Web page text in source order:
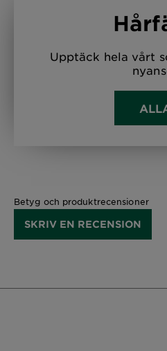
Upptäck hela vårt
Betyg och produktrecensioner
SKRIV EN RECENSION